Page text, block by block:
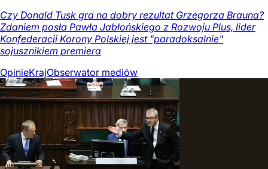
Czy Donald Tusk gra na dobry rezultat Grzegorza Brauna?
Zdaniem posła Pawła Jabłońskiego z Rozwoju Plus, lider
Konfederacji Korony Polskiej jest "paradoksalnie"
sojusznikiem premiera
OpinieKrajObserwator mediów